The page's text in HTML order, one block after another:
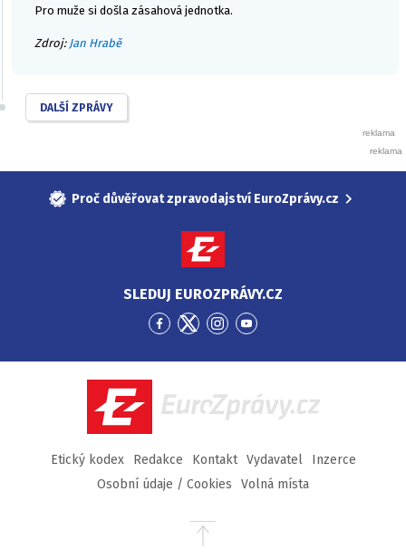
Pro muže si došla zásahová jednotka.
Zdroj: Jan Hrabě
DALŠÍ ZPRÁVY
Proč důvěřovat zpravodajství EuroZprávy.cz
SLEDUJ EUROZPRÁVY.CZ
Přejít
Facebook
Přejít
Twitter
Přejít
Instagram
Přejít
YouTube
EuroZprávy.cz
Etický kodex Redakce Kontakt Vydavatel
Inzerce
Osobní údaje / Cookies
Volná místa
Přejít